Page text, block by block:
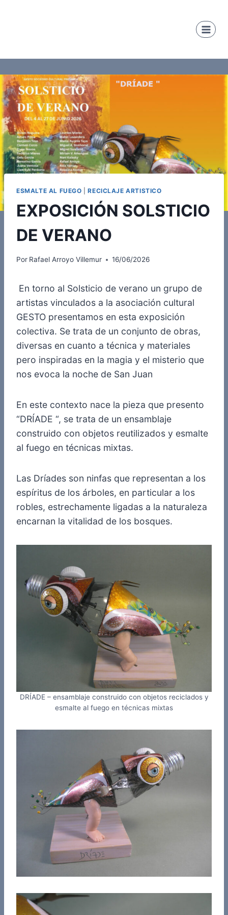
ESMALTE AL FUEGO |RECICLAJE ARTISTICO
EXPOSICIÓN SOLSTICIO
DE VERANO
Por Rafael Arroyo Villemur 16/06/2026
En torno al Solsticio de verano un grupo de
artistas vinculados a la asociación cultural
GESTO presentamos en esta exposición
colectiva. Se trata de un conjunto de obras,
diversas en cuanto a técnica y materiales
pero inspiradas en la magia y el misterio que
nos evoca la noche de San Juan
En este contexto nace la pieza que presento
“DRÍADE “, se trata de un ensamblaje
construido con objetos reutilizados y esmalte
al fuego en técnicas mixtas.
Las Dríades son ninfas que representan a los
espíritus de los árboles, en particular a los
robles, estrechamente ligadas a la naturaleza
encarnan la vitalidad de los bosques.
DRÍADE – ensamblaje construido con objetos reciclados y
esmalte al fuego en técnicas mixtas